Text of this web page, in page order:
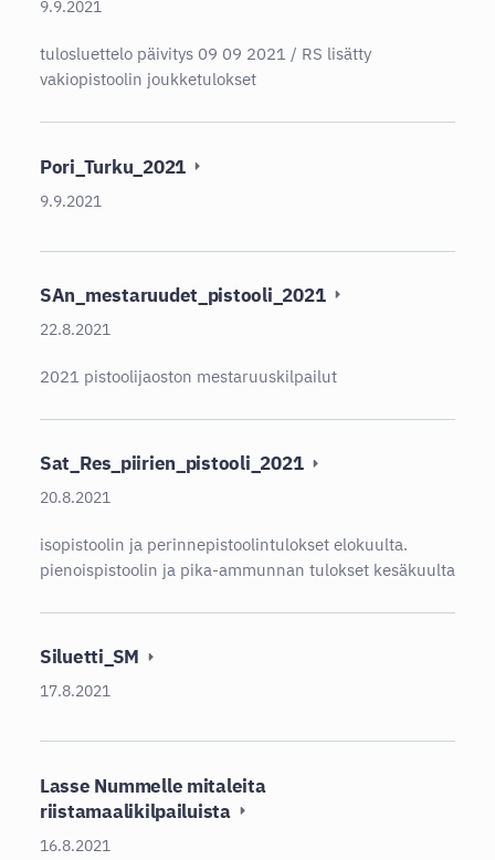
9.9.2021
tulosluettelo päivitys 09 09 2021 / RS lisätty
vakiopistoolin joukketulokset
Pori_Turku_2021
9.9.2021
SAn_mestaruudet_pistooli_2021
22.8.2021
2021 pistoolijaoston mestaruuskilpailut
Sat_Res_piirien_pistooli_2021
20.8.2021
isopistoolin ja perinnepistoolintulokset elokuulta.
pienoispistoolin ja pika-ammunnan tulokset kesäkuulta
Siluetti_SM
17.8.2021
Lasse Nummelle mitaleita
riistamaalikilpailuista
16.8.2021